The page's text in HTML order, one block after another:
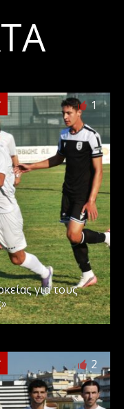
1
για τους
2